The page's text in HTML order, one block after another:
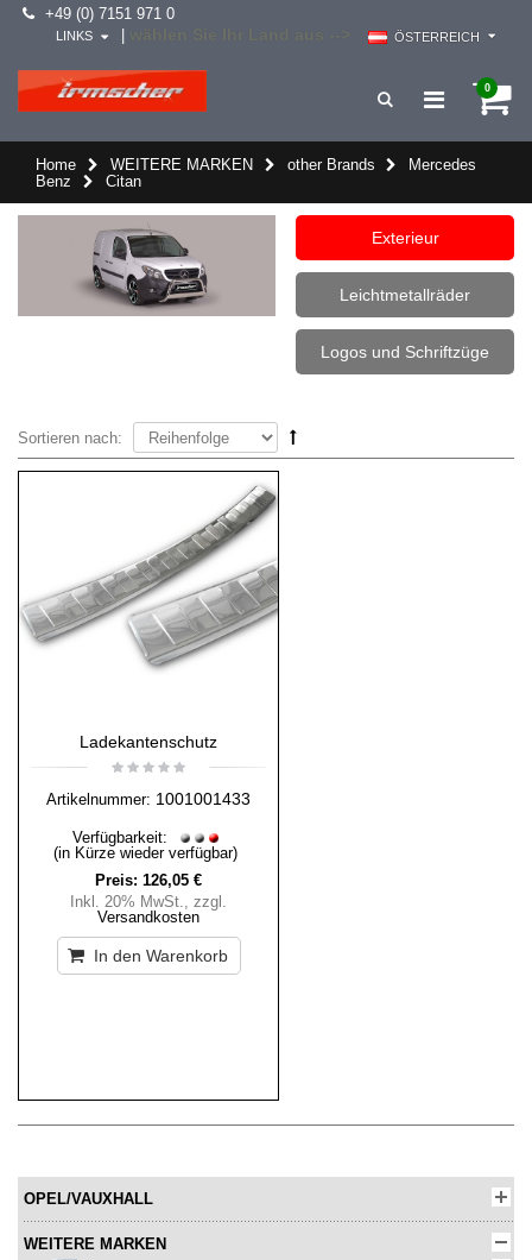
+49 (0) 7151 971 0
ÖSTERREICH
LINKS
0
Home WEITERE MARKEN other Brands
Mercedes
Benz
Citan
Exterieur
Leichtmetallräder
Logos und Schriftzüge
Sortieren nach:
Ladekantenschutz
Artikelnummer: 1001001433
Verfügbarkeit:
(in Kürze wieder verfügbar)
Preis: 126,05 €
Inkl. 20% MwSt., zzgl.
Versandkosten
In den Warenkorb
OPEL/VAUXHALL
WEITERE MARKEN